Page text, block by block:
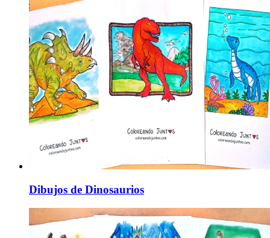
Dibujos de Dinosaurios